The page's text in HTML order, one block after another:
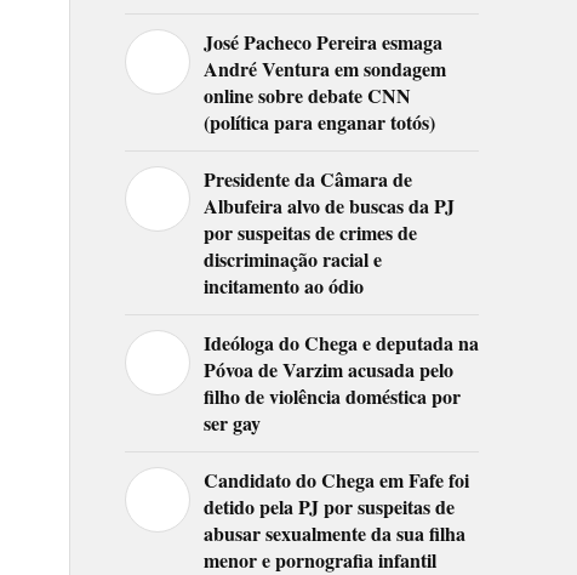
José Pacheco Pereira esmaga
André Ventura em sondagem
online sobre debate CNN
(política para enganar totós)
Presidente da Câmara de
Albufeira alvo de buscas da PJ
por suspeitas de crimes de
discriminação racial e
incitamento ao ódio
Ideóloga do Chega e deputada na
Póvoa de Varzim acusada pelo
filho de violência doméstica por
ser gay
Candidato do Chega em Fafe foi
detido pela PJ por suspeitas de
abusar sexualmente da sua filha
menor e pornografia infantil